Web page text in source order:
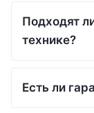
Подходят
технике?
Есть ли